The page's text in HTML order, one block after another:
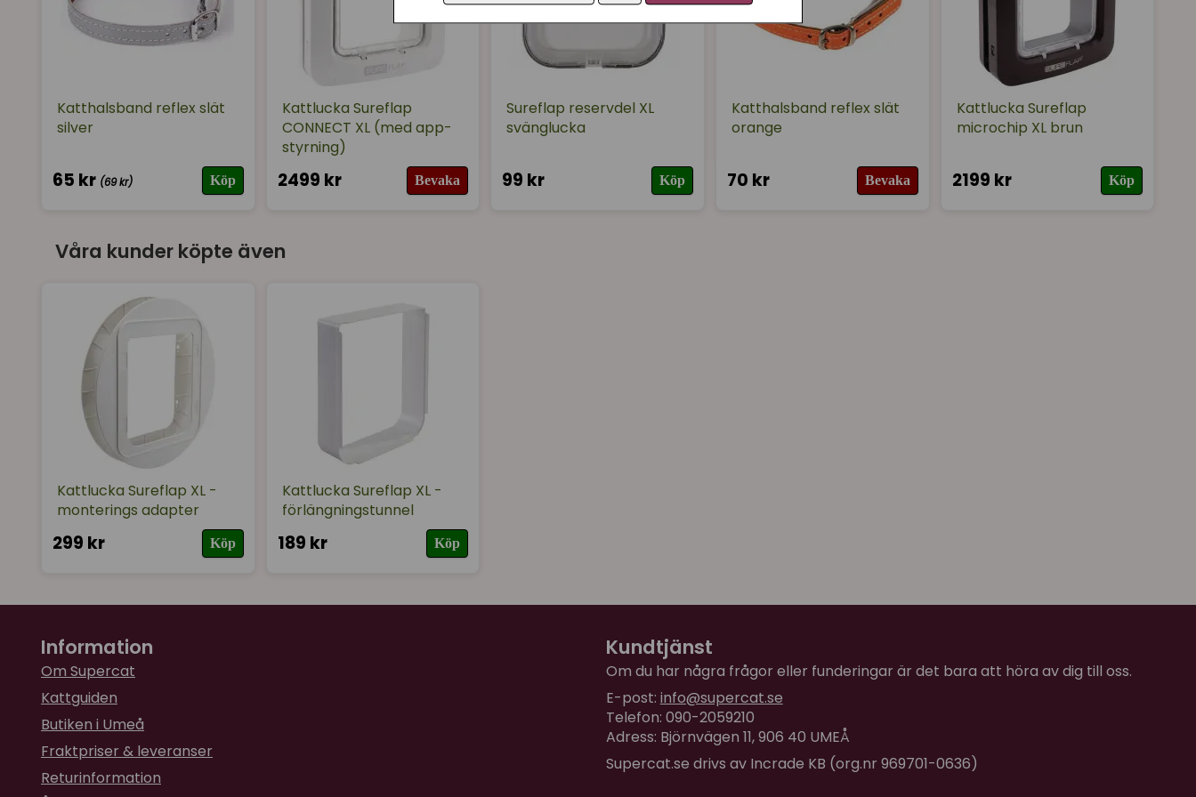
Katthalsband reflex slät
silver
65 kr (69 kr) Köp
Kattlucka Sureflap
CONNECT XL (med app-
styrning)
2499 kr Bevaka
Sureflap reservdel XL
svänglucka
99 kr Köp
Katthalsband reflex slät
orange
70 kr Bevaka
Kattlucka Sureflap
microchip XL brun
2199 kr Köp
Våra kunder köpte även
Kattlucka Sureflap XL -
monterings adapter
299 kr Köp
Kattlucka Sureflap XL -
förlängningstunnel
189 kr Köp
Information
Om Supercat
Kattguiden
Butiken i Umeå
Fraktpriser & leveranser
Returinformation
Kundtjänst
Om du har några frågor eller funderingar är det bara att höra av dig till oss.
E-post: info@supercat.se
Telefon: 090-2059210
Adress: Björnvägen 11, 906 40 UMEÅ
Supercat.se drivs av Incrade KB (org.nr 969701-0636)